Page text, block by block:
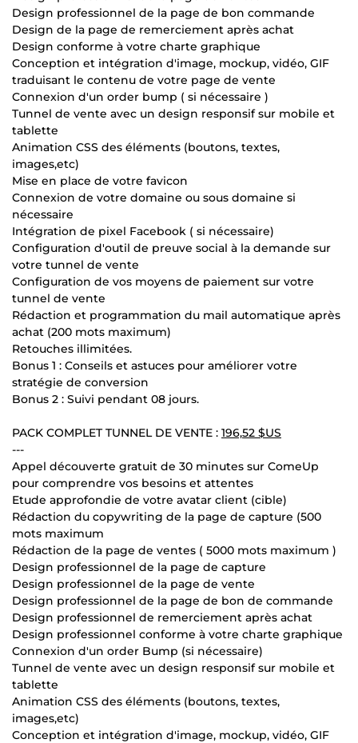
Design professionnel de la page de bon commande
Design de la page de remerciement après achat
Design conforme à votre charte graphique
Conception et intégration d'image, mockup, vidéo, GIF
traduisant le contenu de votre page de vente
Connexion d'un order bump ( si nécessaire )
Tunnel de vente avec un design responsif sur mobile et
tablette
Animation CSS des éléments (boutons, textes,
images,etc)
Mise en place de votre favicon
Connexion de votre domaine ou sous domaine si
nécessaire
Intégration de pixel Facebook ( si nécessaire)
Configuration d'outil de preuve social à la demande sur
votre tunnel de vente
Configuration de vos moyens de paiement sur votre
tunnel de vente
Rédaction et programmation du mail automatique après
achat (200 mots maximum)
Retouches illimitées.
Bonus 1 : Conseils et astuces pour améliorer votre
stratégie de conversion
Bonus 2 : Suivi pendant 08 jours.
PACK COMPLET TUNNEL DE VENTE : 196,52 $US
---
Appel découverte gratuit de 30 minutes sur ComeUp
pour comprendre vos besoins et attentes
Etude approfondie de votre avatar client (cible)
Rédaction du copywriting de la page de capture (500
mots maximum
Rédaction de la page de ventes ( 5000 mots maximum )
Design professionnel de la page de capture
Design professionnel de la page de vente
Design professionnel de la page de bon de commande
Design professionnel de remerciement après achat
Design professionnel conforme à votre charte graphique
Connexion d'un order Bump (si nécessaire)
Tunnel de vente avec un design responsif sur mobile et
tablette
Animation CSS des éléments (boutons, textes,
images,etc)
Conception et intégration d'image, mockup, vidéo, GIF